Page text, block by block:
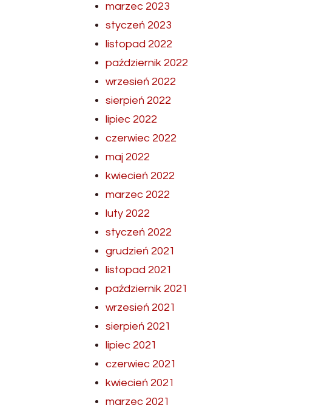
marzec 2023
styczeń 2023
listopad 2022
październik 2022
wrzesień 2022
sierpień 2022
lipiec 2022
czerwiec 2022
maj 2022
kwiecień 2022
marzec 2022
luty 2022
styczeń 2022
grudzień 2021
listopad 2021
październik 2021
wrzesień 2021
sierpień 2021
lipiec 2021
czerwiec 2021
kwiecień 2021
marzec 2021